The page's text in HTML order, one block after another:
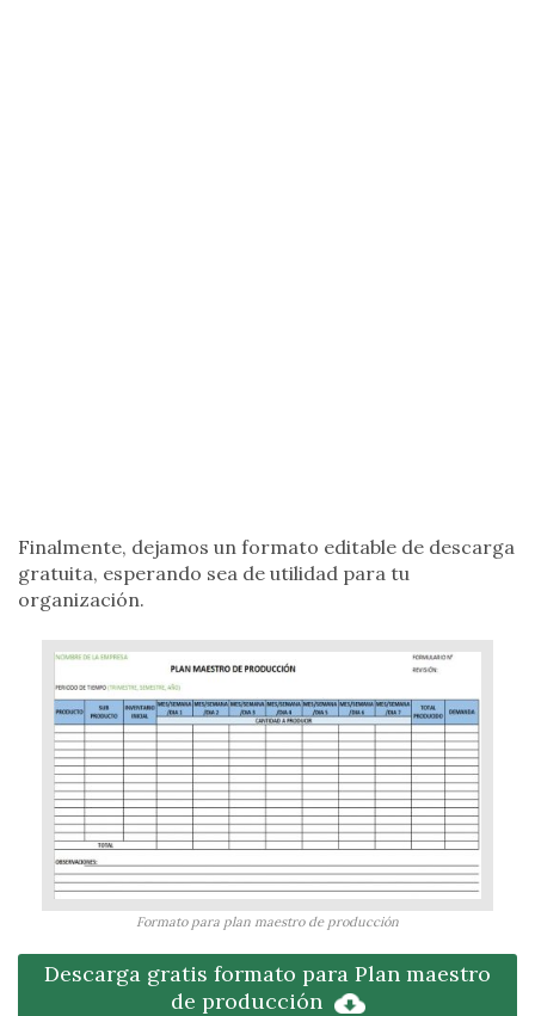
Finalmente, dejamos un formato editable de descarga
gratuita, esperando sea de utilidad para tu
organización.
Formato para plan maestro de producción
Descarga gratis formato para Plan maestro
de producción